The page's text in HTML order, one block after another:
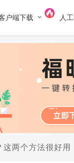
户端下载 人
两个方法很好用